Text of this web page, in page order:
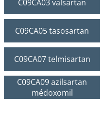
C09CA03 valsartan
C09CA05 tasosartan
C09CA07 telmisartan
C09CA09 azilsartan
médoxomil